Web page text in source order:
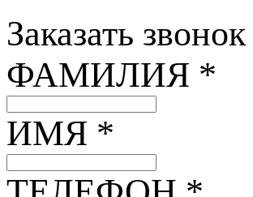
Заказать звонок
ФАМИЛИЯ *
ИМЯ *